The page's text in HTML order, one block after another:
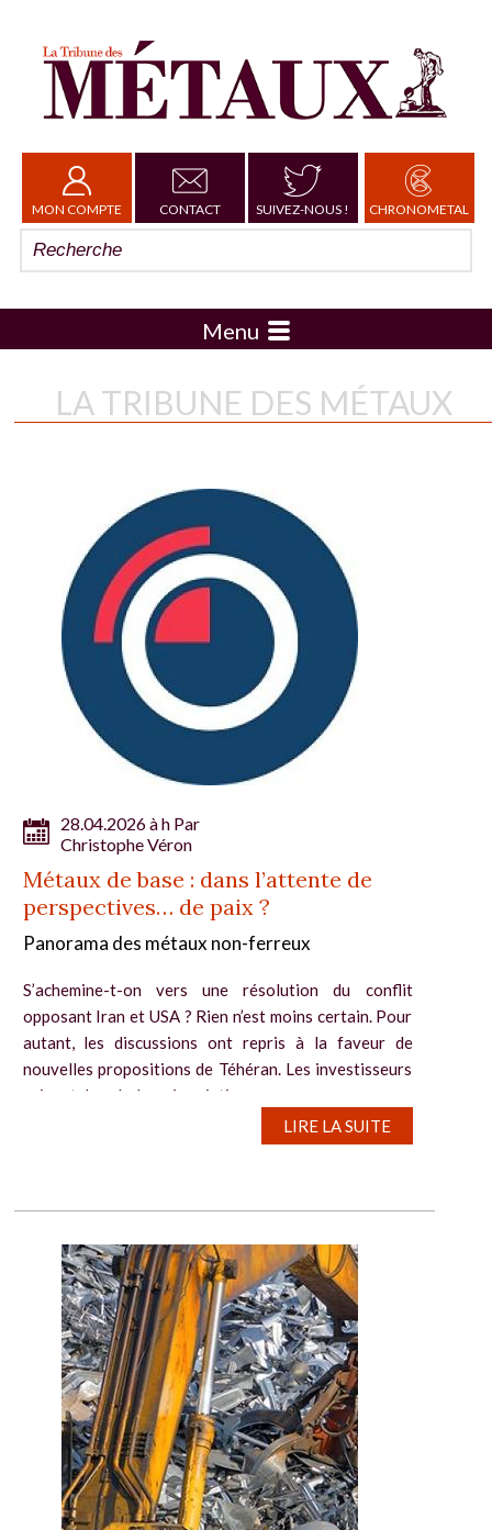
MON COMPTE CONTACT SUIVEZ-NOUS ! CHRONOMETAL
Menu
LA TRIBUNE DES MÉTAUX
28.04.2026 à h Par
Christophe Véron
Métaux de base : dans l’attente de
perspectives… de paix ?
Panorama des métaux non-ferreux
S’achemine-t-on vers une résolution du conflit
opposant Iran et USA ? Rien n’est moins certain. Pour
autant, les discussions ont repris à la faveur de
nouvelles propositions de Téhéran. Les investisseurs
suivent de près les négociations...
LIRE LA SUITE